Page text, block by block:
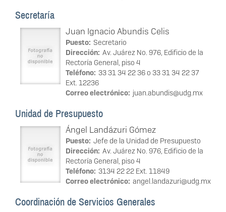
Secretaría
Juan Ignacio Abundis Celis
Puesto: Secretario
Dirección: Av. Juárez No. 976, Edificio de la
Rectoría General, piso 4
Teléfono: 33 31 34 22 36 o 33 31 34 22 37
Ext. 12236
Correo electrónico: juan.abundis@udg.mx
Unidad de Presupuesto
Ángel Landázuri Gómez
Puesto: Jefe de la Unidad de Presupuesto
Dirección: Av. Juárez No. 976, Edificio de la
Rectoría General, piso 4
Teléfono: 3134 22 22 Ext. 11849
Correo electrónico: angel.landazuri@udg.mx
Coordinación de Servicios Generales